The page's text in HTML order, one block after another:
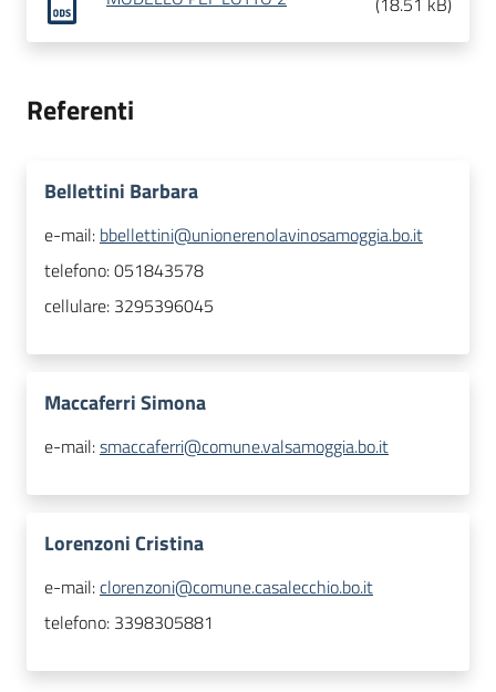
Referenti
Bellettini Barbara
e-mail: bbellettini@unionerenolavinosamoggia.bo.it
telefono:051843578
cellulare: 3295396045
Maccaferri Simona
e-mail:smaccaferri@comune.valsamoggia.bo.it
Lorenzoni Cristina
e-mail:clorenzoni@comune.casalecchio.bo.it
telefono: 3398305881